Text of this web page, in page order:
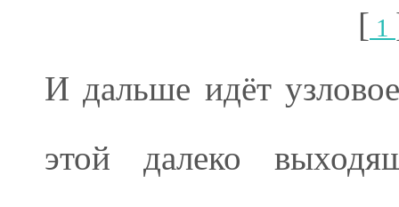
[ 1
И дальше идёт
этой далеко